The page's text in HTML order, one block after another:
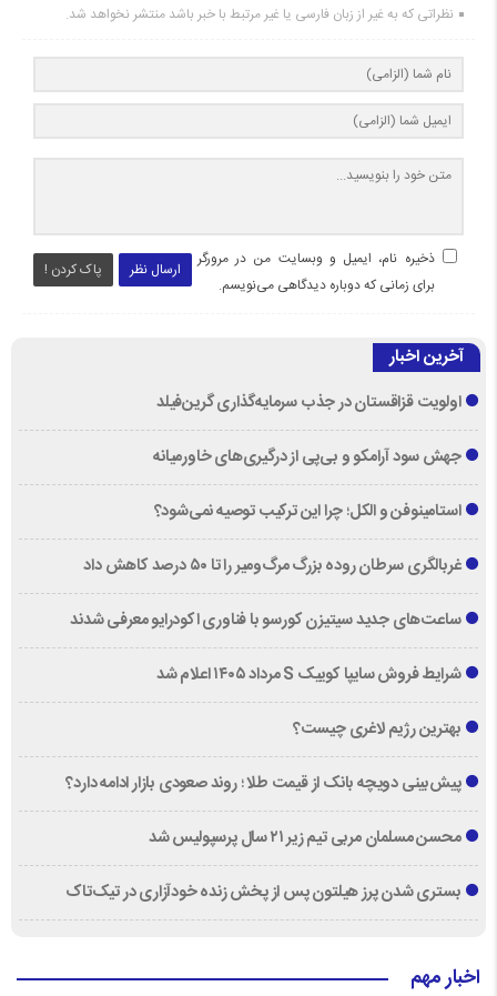
نظراتی که به غیر از زبان فارسی یا غیر مرتبط با خبر باشد منتشر نخواهد شد.
ارسال نظر پاک کردن !
ذخیره نام، ایمیل و وبسایت من در مرورگر
برای زمانی که دوباره دیدگاهی می‌نویسم.
آخرین اخبار
اولویت قزاقستان در جذب سرمایه‌گذاری گرین‌فیلد
جهش سود آرامکو و بی‌پی از درگیری‌های خاورمیانه
استامینوفن و الکل؛ چرا این ترکیب توصیه نمی‌شود؟
غربالگری سرطان روده بزرگ مرگ‌ومیر را تا ۵۰ درصد کاهش داد
ساعت‌های جدید سیتیزن کورسو با فناوری اکودرایو معرفی شدند
شرایط فروش سایپا کوییک S مرداد ۱۴۰۵ اعلام شد
بهترین رژیم لاغری چیست؟
پیش‌بینی دویچه‌ بانک از قیمت طلا ؛ روند صعودی بازار ادامه دارد؟
محسن مسلمان مربی تیم زیر ۲۱ سال پرسپولیس شد
بستری شدن پرز هیلتون پس از پخش زنده خودآزاری در تیک‌تاک
اخبار مهم